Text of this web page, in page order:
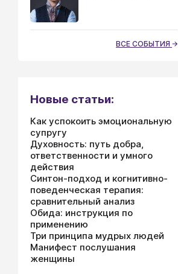
ВСЕ СОБЫТИЯ
Новые статьи:
Как успокоить эмоциональную
супругу
Духовность: путь добра,
ответственности и умного
действия
Синтон-подход и когнитивно-
поведенческая терапия:
сравнительный анализ
Обида: инструкция по
применению
Три принципа мудрых людей
Манифест послушания
женщины